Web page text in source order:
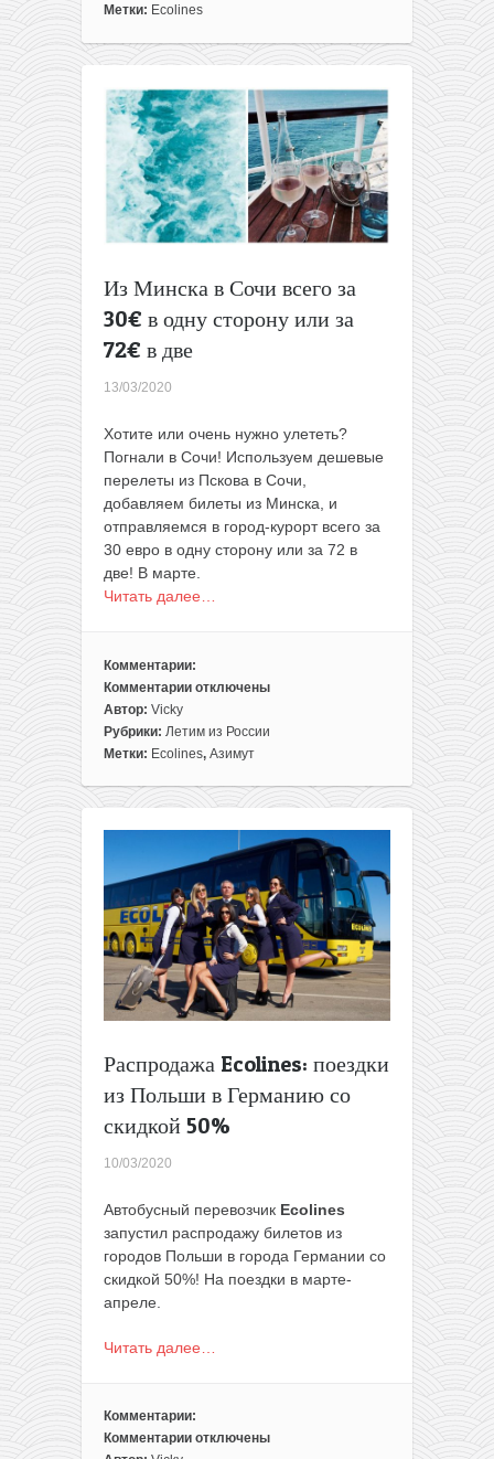
Ecolines
Беларуси
в
Польшу,
но
только
для
избранных
Метки: Ecolines
Из Минска в Сочи всего за
30€ в одну сторону или за
72€ в две
13/03/2020
Хотите или очень нужно улететь?
Погнали в Сочи! Используем дешевые
перелеты из Пскова в Сочи,
добавляем билеты из Минска, и
отправляемся в город-курорт всего за
30 евро в одну сторону или за 72 в
две! В марте.
Читать далее…
Комментарии:
Комментарии
к
записи
Из
30€
в
одну
сторону
или
две
отключены
Автор: Vicky
Рубрики: Летим из России
Метки: Ecolines, Азимут
Распродажа Ecolines: поездки
из Польши в Германию со
скидкой 50%
10/03/2020
Автобусный перевозчик Ecolines
запустил распродажу билетов из
городов Польши в города Германии со
скидкой 50%! На поездки в марте-
апреле.
Читать далее…
Комментарии:
Комментарии отключены